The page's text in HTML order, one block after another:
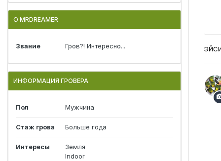
О MRDREAMER
Звание Гров?! Интересно...
ИНФОРМАЦИЯ ГРОВЕРА
Пол Мужчина
Стаж грова Больше года
Интересы
Земля
Indoor